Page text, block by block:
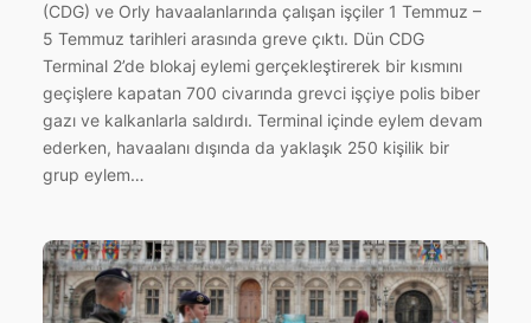
(CDG) ve Orly havaalanlarında çalışan işçiler 1 Temmuz –
5 Temmuz tarihleri arasında greve çıktı. Dün CDG
Terminal 2’de blokaj eylemi gerçekleştirerek bir kısmını
geçişlere kapatan 700 civarında grevci işçiye polis biber
gazı ve kalkanlarla saldırdı. Terminal içinde eylem devam
ederken, havaalanı dışında da yaklaşık 250 kişilik bir
grup eylem…